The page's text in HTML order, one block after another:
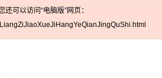
可以访问“电脑版”网页：